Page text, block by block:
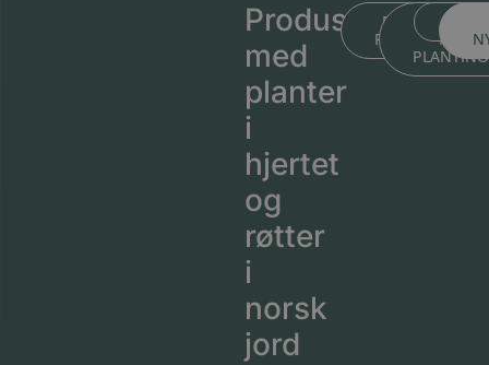
Produsert
med
planter
i
hjertet
og
røtter
i
norsk
jord
BLI KJENT MED
BLI
MED